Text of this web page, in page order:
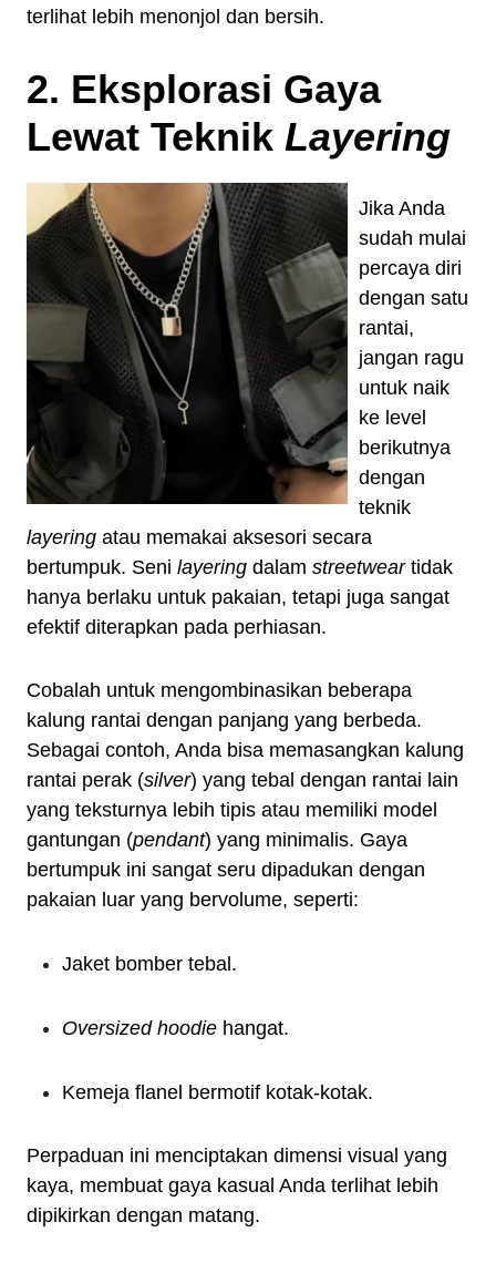
terlihat lebih menonjol dan bersih.
2. Eksplorasi Gaya
Lewat Teknik Layering
Jika Anda
sudah mulai
percaya diri
dengan satu
rantai,
jangan ragu
untuk naik
ke level
berikutnya
dengan
teknik
layering atau memakai aksesori secara
bertumpuk. Seni layering dalam streetweartidak
hanya berlaku untuk pakaian, tetapi juga sangat
efektif diterapkan pada perhiasan.
Cobalah untuk mengombinasikan beberapa
kalung rantai dengan panjang yang berbeda.
Sebagai contoh, Anda bisa memasangkan kalung
rantai perak (silver) yang tebal dengan rantai lain
yang teksturnya lebih tipis atau memiliki model
gantungan (pendant) yang minimalis. Gaya
bertumpuk ini sangat seru dipadukan dengan
pakaian luar yang bervolume, seperti:
Jaket bomber tebal.
Oversized hoodie hangat.
Kemeja flanel bermotif kotak-kotak.
Perpaduan ini menciptakan dimensi visual yang
kaya, membuat gaya kasual Anda terlihat lebih
dipikirkan dengan matang.